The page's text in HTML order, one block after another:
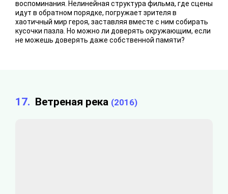
воспоминания. Нелинейная структура фильма, где сцены
идут в обратном порядке, погружает зрителя в
хаотичный мир героя, заставляя вместе с ним собирать
кусочки пазла. Но можно ли доверять окружающим, если
не можешь доверять даже собственной памяти?
17. Ветреная река (2016)